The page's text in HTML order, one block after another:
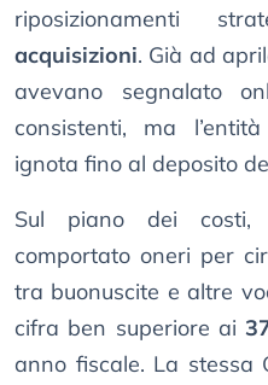
riposizionamenti
acquisizioni. Già ad
avevano segnalato
consistenti, ma
ignota fino al deposito
Sul piano dei
comportato oneri per
tra buonuscite e altre
cifra ben superiore ai
anno fiscale. La stessa